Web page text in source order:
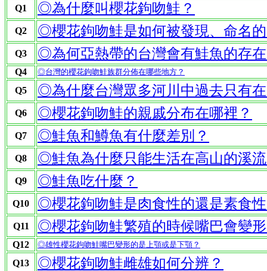
Q1 ◎為什麼叫櫻花鉤吻鮭？
Q2 ◎櫻花鉤吻鮭是如何被發現、命名
Q3 ◎為何亞熱帶的台灣會有鮭魚的存
Q4 ◎台灣的櫻花鉤吻鮭族群分佈在哪些地方？
Q5 ◎為什麼台灣眾多河川中過去只有
Q6 ◎櫻花鉤吻鮭的親戚分布在哪裡？
Q7 ◎鮭魚和鱒魚有什麼差別？
Q8 ◎鮭魚為什麼只能生活在高山的溪
Q9 ◎鮭魚吃什麼？
Q10 ◎櫻花鉤吻鮭是肉食性的還是素食
Q11 ◎櫻花鉤吻鮭繁殖的時候嘴巴會變
Q12 ◎雄性櫻花鉤吻鮭嘴巴變形的是上顎或是下顎？
Q13 ◎櫻花鉤吻鮭雌雄如何分辨？